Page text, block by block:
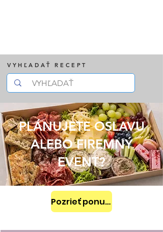
VYHĽADAŤ RECEPT
PLÁNUJETE OSLAVU
ALEBO FIREMNÝ
EVENT?
Pozrieť ponuku